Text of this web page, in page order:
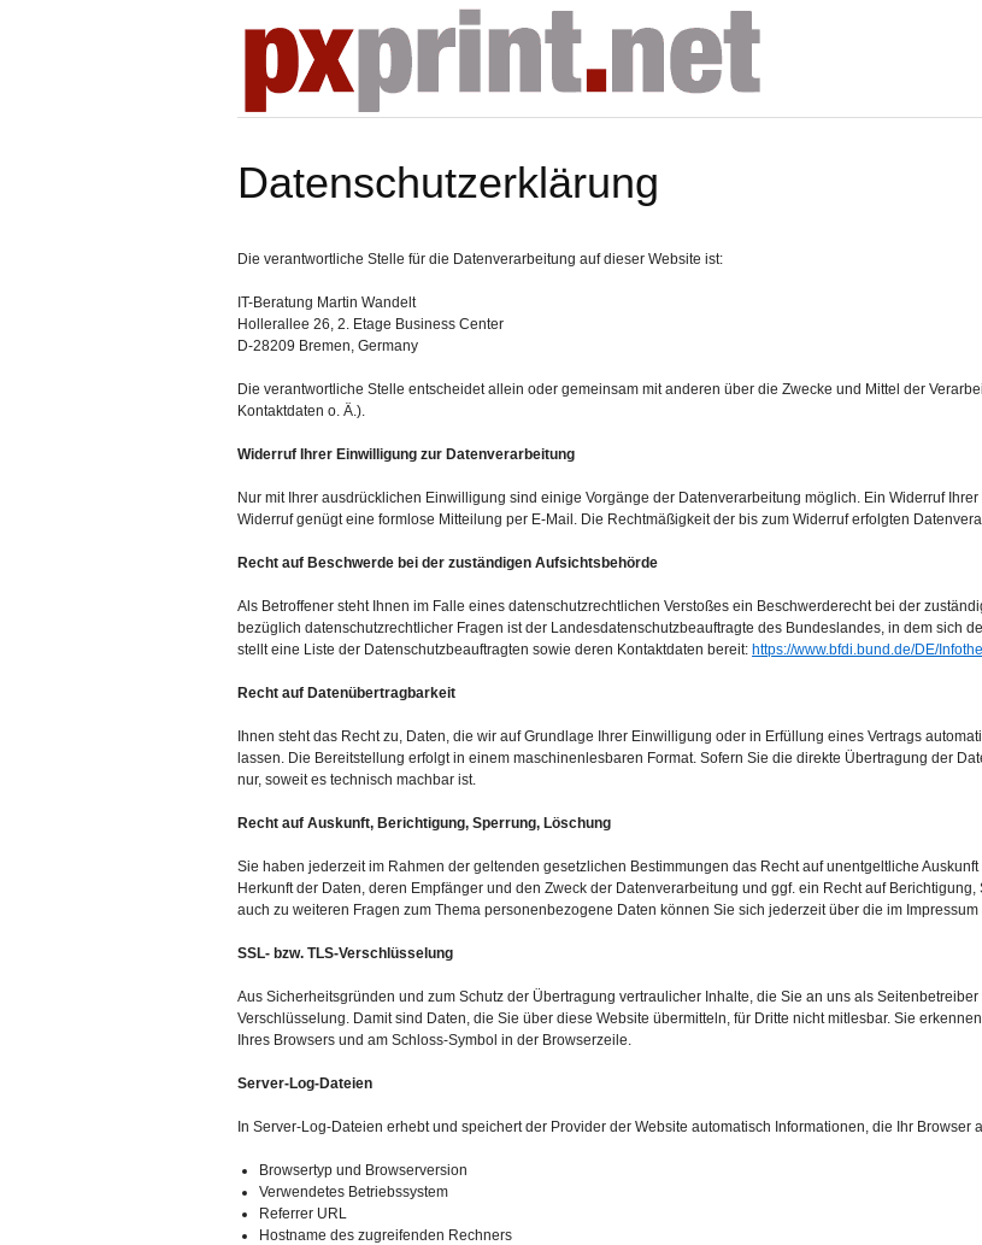
Datenschutzerklärung
Die verantwortliche Stelle für die Datenverarbeitung auf dieser Website ist:
IT-Beratung Martin Wandelt
Hollerallee 26, 2. Etage Business Center
D-28209 Bremen, Germany
Die verantwortliche Stelle entscheidet allein oder gemeinsam mit anderen über die Zwecke und Mittel der
Kontaktdaten o. Ä.).
Widerruf Ihrer Einwilligung zur Datenverarbeitung
Nur mit Ihrer ausdrücklichen Einwilligung sind einige Vorgänge der Datenverarbeitung möglich. Ein Widerruf
Widerruf genügt eine formlose Mitteilung per E-Mail. Die Rechtmäßigkeit der bis zum Widerruf erfolgten
Recht auf Beschwerde bei der zuständigen Aufsichtsbehörde
Als Betroffener steht Ihnen im Falle eines datenschutzrechtlichen Verstoßes ein Beschwerderecht bei der
bezüglich datenschutzrechtlicher Fragen ist der Landesdatenschutzbeauftragte des Bundeslandes, in dem sich
stellt eine Liste der Datenschutzbeauftragten sowie deren Kontaktdaten bereit: https://www.bfdi.bund.de/DE/
Recht auf Datenübertragbarkeit
Ihnen steht das Recht zu, Daten, die wir auf Grundlage Ihrer Einwilligung oder in Erfüllung eines Vertrags
lassen. Die Bereitstellung erfolgt in einem maschinenlesbaren Format. Sofern Sie die direkte Übertragung der
nur, soweit es technisch machbar ist.
Recht auf Auskunft, Berichtigung, Sperrung, Löschung
Sie haben jederzeit im Rahmen der geltenden gesetzlichen Bestimmungen das Recht auf unentgeltliche
Herkunft der Daten, deren Empfänger und den Zweck der Datenverarbeitung und ggf. ein Recht auf
auch zu weiteren Fragen zum Thema personenbezogene Daten können Sie sich jederzeit über die im
SSL- bzw. TLS-Verschlüsselung
Aus Sicherheitsgründen und zum Schutz der Übertragung vertraulicher Inhalte, die Sie an uns als
Verschlüsselung. Damit sind Daten, die Sie über diese Website übermitteln, für Dritte nicht mitlesbar. Sie
Ihres Browsers und am Schloss-Symbol in der Browserzeile.
Server-Log-Dateien
In Server-Log-Dateien erhebt und speichert der Provider der Website automatisch Informationen, die Ihr Browser
Browsertyp und Browserversion
Verwendetes Betriebssystem
Referrer URL
Hostname des zugreifenden Rechners